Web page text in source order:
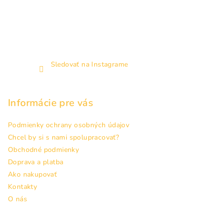
Sledovať na Instagrame
Informácie pre vás
Podmienky ochrany osobných údajov
Chcel by si s nami spolupracovať?
Obchodné podmienky
Doprava a platba
Ako nakupovať
Kontakty
O nás